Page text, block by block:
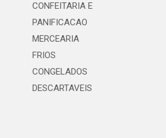
CONFEITARIA E
PANIFICACAO
MERCEARIA
FRIOS
CONGELADOS
DESCARTAVEIS